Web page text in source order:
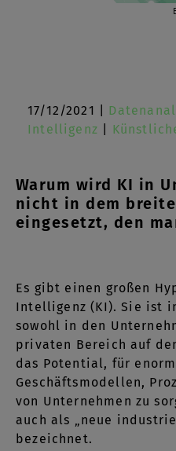
17/12/2021 |
Intelligenz
Warum wird KI in
nicht in dem
eingesetzt, den
Es gibt einen großen
Intelligenz (KI). Sie ist
sowohl in den
privaten Bereich auf
das Potential, für
Geschäftsmodellen,
von Unternehmen zu
auch als „neue
bezeichnet.